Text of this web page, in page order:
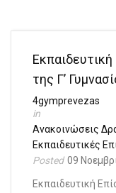
της Γ’
4gymprevezas
Ανακοινώσεις
Εκπαιδευτικές
09
Εκπαιδευτική